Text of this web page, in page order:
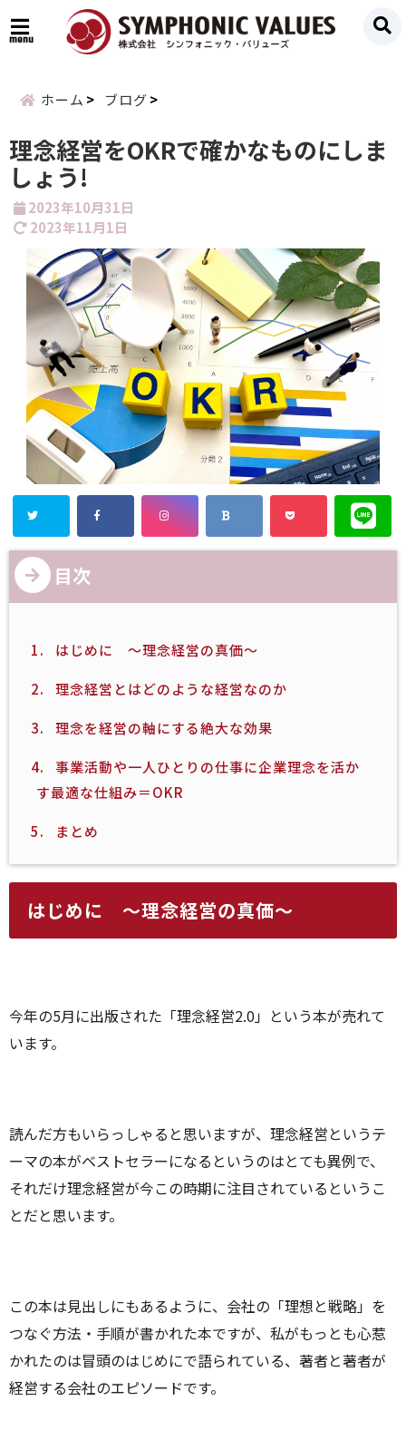
menu
ホーム ブログ
理念経営をOKRで確かなものにしま
しょう!
2023年10月31日
2023年11月1日
目次
1. はじめに ～理念経営の真価～
2. 理念経営とはどのような経営なのか
3. 理念を経営の軸にする絶大な効果
4.
事業活動や一人ひとりの仕事に企業理念を活か
す最適な仕組み＝OKR
5. まとめ
はじめに ～理念経営の真価～
今年の5月に出版された「理念経営2.0」という本が売れて
います。
読んだ方もいらっしゃると思いますが、理念経営というテ
ーマの本がベストセラーになるというのはとても異例で、
それだけ理念経営が今この時期に注目されているというこ
とだと思います。
この本は見出しにもあるように、会社の「理想と戦略」を
つなぐ方法・手順が書かれた本ですが、私がもっとも心惹
かれたのは冒頭のはじめにで語られている、著者と著者が
経営する会社のエピソードです。